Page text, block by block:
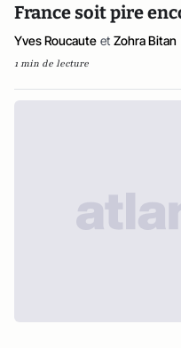
France soit pire
Yves Roucaute et Zohra Bitan
1 min de lecture